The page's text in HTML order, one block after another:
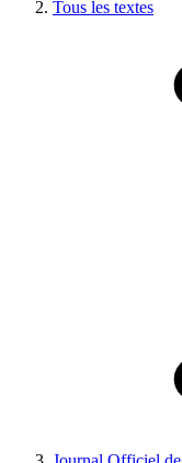
Tous les textes